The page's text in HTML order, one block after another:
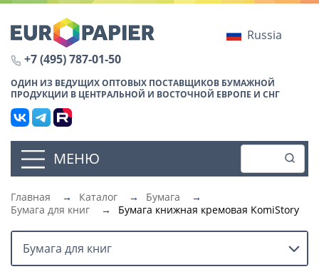
Russia
+7 (495) 787-01-50
ОДИН ИЗ ВЕДУЩИХ ОПТОВЫХ ПОСТАВЩИКОВ БУМАЖНОЙ
ПРОДУКЦИИ В ЦЕНТРАЛЬНОЙ И ВОСТОЧНОЙ ЕВРОПЕ И СНГ
МЕНЮ
Главная → Каталог → Бумага
→
Бумага для книг
→ Бумага книжная кремовая KomiStory
Бумага для книг